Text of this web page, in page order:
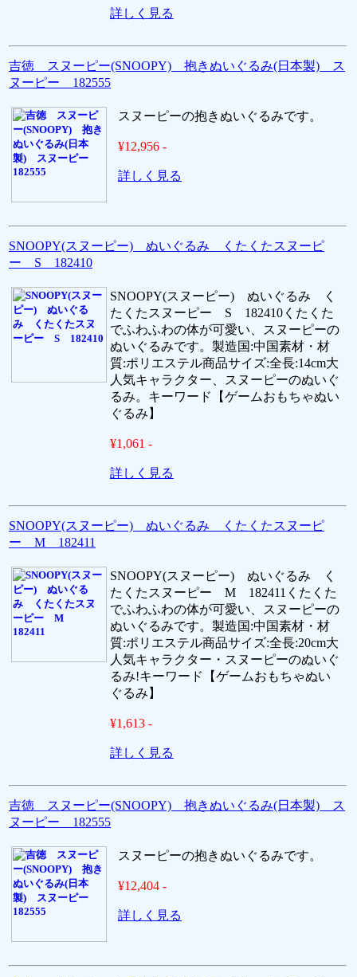
詳しく見る
吉徳 スヌーピー(SNOOPY) 抱きぬいぐるみ(日本製) ス
ヌーピー 182555
スヌーピーの抱きぬいぐるみです。
¥12,956 -
詳しく見る
SNOOPY(スヌーピー) ぬいぐるみ くたくたスヌーピ
ー S 182410
SNOOPY(スヌーピー) ぬいぐるみ く
たくたスヌーピー S 182410くたくた
でふわふわの体が可愛い、スヌーピーの
ぬいぐるみです。製造国:中国素材・材
質:ポリエステル商品サイズ:全長:14cm大
人気キャラクター、スヌーピーのぬいぐ
るみ。キーワード【ゲームおもちゃぬい
ぐるみ】
¥1,061 -
詳しく見る
SNOOPY(スヌーピー) ぬいぐるみ くたくたスヌーピ
ー M 182411
SNOOPY(スヌーピー) ぬいぐるみ く
たくたスヌーピー M 182411くたくた
でふわふわの体が可愛い、スヌーピーの
ぬいぐるみです。製造国:中国素材・材
質:ポリエステル商品サイズ:全長:20cm大
人気キャラクター・スヌーピーのぬいぐ
るみ!キーワード【ゲームおもちゃぬい
ぐるみ】
¥1,613 -
詳しく見る
吉徳 スヌーピー(SNOOPY) 抱きぬいぐるみ(日本製) ス
ヌーピー 182555
スヌーピーの抱きぬいぐるみです。
¥12,404 -
詳しく見る